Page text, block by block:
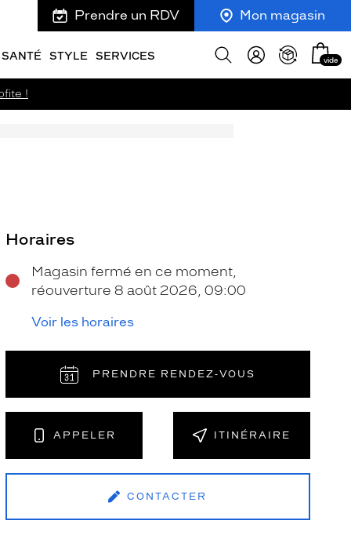
Prendre un RDV Mon magasin
SANTÉ STYLE SERVICES
Afficher
Mon
panier
vide
!
Horaires
Magasin fermé en ce moment,
réouverture 8 août 2026, 09:00
Voir les horaires
PRENDRE RENDEZ‑VOUS
APPELER ITINÉRAIRE
CONTACTER